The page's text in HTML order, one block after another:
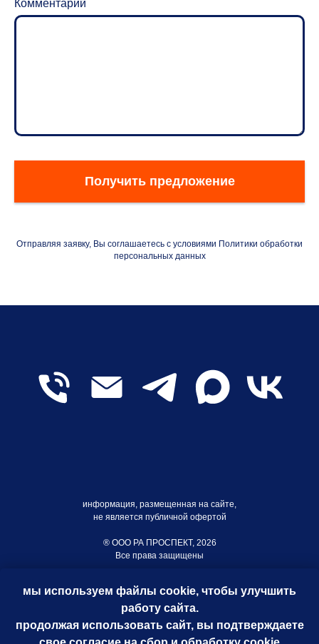
Комментарий
Получить предложение
Отправляя заявку, Вы соглашаетесь с условиями Политики обработки
персональных данных
информация, размещенная на сайте,
не является публичной офертой
® ООО РА ПРОСПЕКТ, 2026
Все права защищены
мы используем файлы cookie, чтобы улучшить
работу сайта.
продолжая использовать сайт, вы подтверждаете